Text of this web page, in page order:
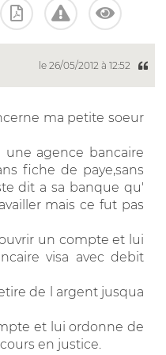
le 26/05/2012 à 12:52
ma petite soeur
une agence bancaire
fiche de paye,sans
dit a sa banque qu'
mais ce fut pas
un compte et lui
visa avec debit
de l argent jusqua
et lui ordonne de
en justice.